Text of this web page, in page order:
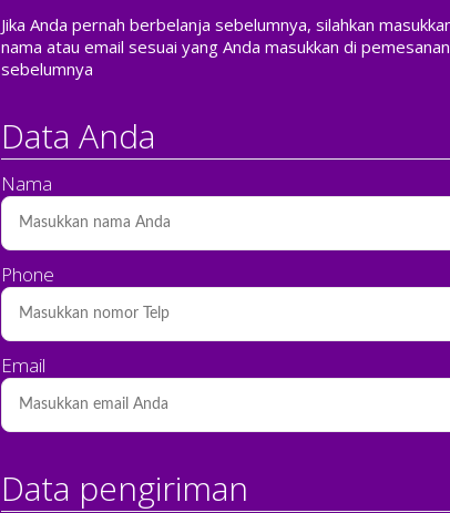
Jika Anda pernah berbelanja sebelumnya, silahkan
nama atau email sesuai yang Anda masukkan di pemesanan
sebelumnya
Data Anda
Nama
Phone
Email
Data pengiriman